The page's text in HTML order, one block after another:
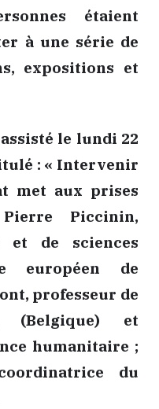
étaient
à une série de
expositions et
le lundi 22
: « Intervenir
met aux prises
Piccinin,
et de sciences
européen de
professeur de
(Belgique) et
humanitaire ;
du